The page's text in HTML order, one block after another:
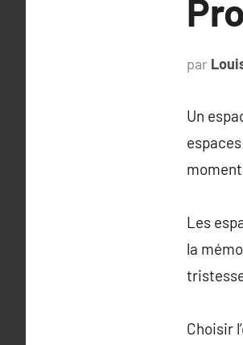
par
Un
Les
la
Choisir